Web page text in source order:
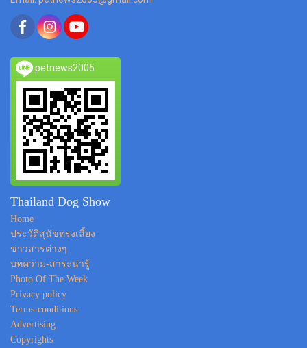
petnews2005
Thailand Dog Show
Home
ประวัติสุนัขทรงเลี้ยง
ข่าวสารต่างๆ
บทความ-สาระน่ารู้
Photo Of The Week
Privacy policy
Terms-conditions
Advertising
Copyrights